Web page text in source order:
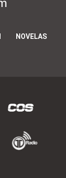
NOVELAS